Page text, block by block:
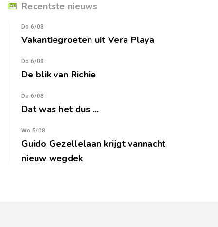
Recentste nieuws
Do 6/08
Vakantiegroeten uit Vera Playa
Do 6/08
De blik van Richie
Do 6/08
Dat was het dus ...
Wo 5/08
Guido Gezellelaan krijgt vannacht
nieuw wegdek